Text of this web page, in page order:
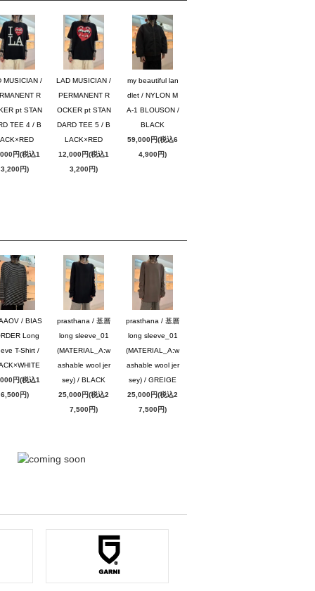
MUSICIAN /
R
pt STAN
TEE 4 / B
円(税込1
3,200円)
LAD MUSICIAN /
PERMANENT R
OCKER pt STAN
DARD TEE 5 / B
LACK×RED
12,000円(税込1
3,200円)
my beautiful lan
dlet / NYLON M
A-1 BLOUSON /
BLACK
59,000円(税込6
4,900円)
/ BIAS
Long
T-Shirt /
円(税込1
6,500円)
prasthana / 基層
long sleeve_01
(MATERIAL_A:w
ashable wool jer
sey) / BLACK
25,000円(税込2
7,500円)
prasthana / 基層
long sleeve_01
(MATERIAL_A:w
ashable wool jer
sey) / GREIGE
25,000円(税込2
7,500円)